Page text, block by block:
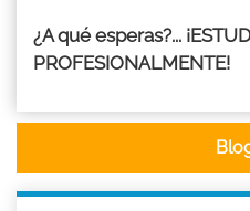
¿A qué esperas?...
PROFESIONALMENTE!